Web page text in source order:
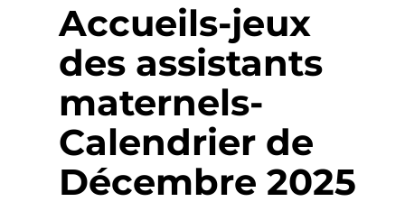
Accueils-jeux
des assistants
maternels-
Calendrier de
Décembre 2025